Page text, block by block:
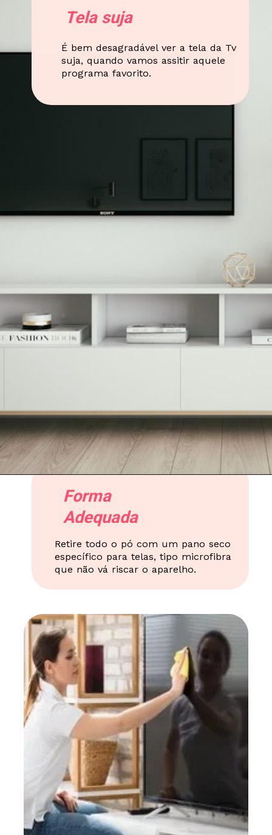
É bem desagradável ver a tela da Tv
suja, quando vamos assitir aquele
programa favorito.
Tela suja
Retire todo o pó com um pano seco
específico para telas, tipo microfibra
que não vá riscar o aparelho.
Forma
Adequada